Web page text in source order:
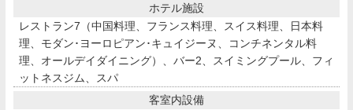
ホテル施設
レストラン7（中国料理、フランス料理、スイス料理、日本料
理、モダン･ヨーロピアン･キュイジーヌ、コンチネンタル料
理、オールデイダイニング）、バー2、スイミングプール、フィ
ットネスジム、スパ
客室内設備